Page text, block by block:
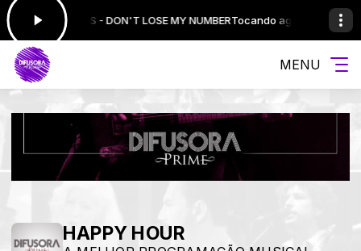
PHIL COLLINS - DON'T LOSE MY NUMBERTocando agora: PHIL
MENU
HAPPY HOUR